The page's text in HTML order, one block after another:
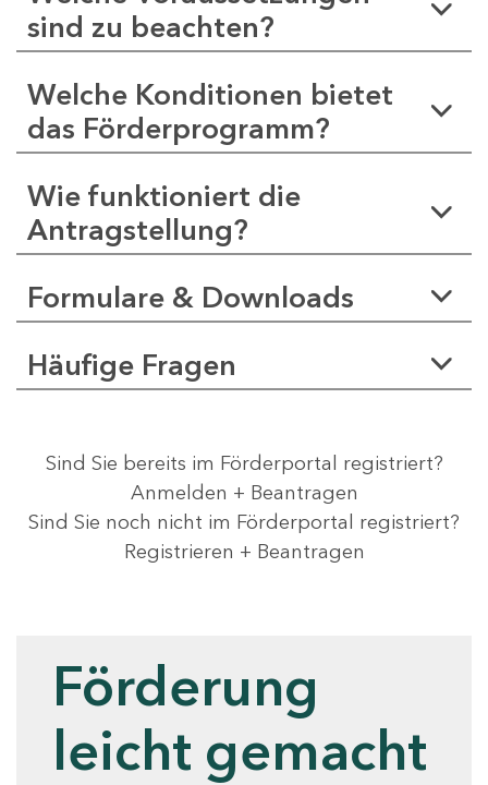
sind zu beachten?
Welche Konditionen bietet
das Förderprogramm?
Wie funktioniert die
Antragstellung?
Formulare & Downloads
Häufige Fragen
Sind Sie bereits im Förderportal registriert?
Anmelden + Beantragen
Sind Sie noch nicht im Förderportal registriert?
Registrieren + Beantragen
Förderung
leicht gemacht